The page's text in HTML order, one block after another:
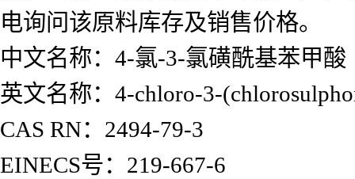
电询问该原料库存及销售价格。
中文名称：4-氯-3-氯磺酰基苯甲酸
英文名称：4-chloro-3-
CAS RN：2494-79-3
EINECS号：219-667-6